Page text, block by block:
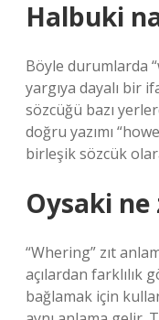
Halbuki
Böyle durumlarda
yargıya dayalı bir
sözcüğü bazı
doğru yazımı
birleşik sözcük
Oysaki ne
“Whering” zıt
açılardan farklılık
bağlamak için